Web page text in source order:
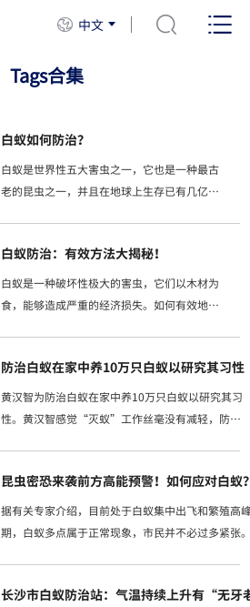
中文
Tags合集
白蚁如何防治？
白蚁是世界性五大害虫之一，它也是一种最古
老的昆虫之一，并且在地球上生存已有几亿年
普尼小编为您解白蚁种类主要有；家白蚁
白蚁防治：有效方法大揭秘！
白蚁是一种破坏性极大的害虫，它们以木材为
食，能够造成严重的经济损失。如何有效地防
防治方法。预防比治疗更重要，正确的预防措...
防治白蚁在家中养10万只白蚁以研究其习性
黄汉智为防治白蚁在家中养10万只白蚁以研究其习
性。黄汉智感觉“灭蚁”工作丝毫没有减轻，防治
一辈专家的防治白蚁技术...
昆虫密恐来袭前方高能预警！如何应对白蚁
据有关专家介绍，目前处于白蚁集中出飞和繁殖高
期，白蚁多点属于正常现象，市民并不必过多紧张
及时联系白...
长沙市白蚁防治站：气温持续上升有“无